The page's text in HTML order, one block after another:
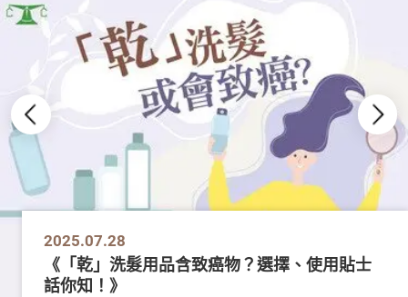
2025.07.28
《「乾」洗髮用品含致癌物？選擇、使用貼士
話你知！》